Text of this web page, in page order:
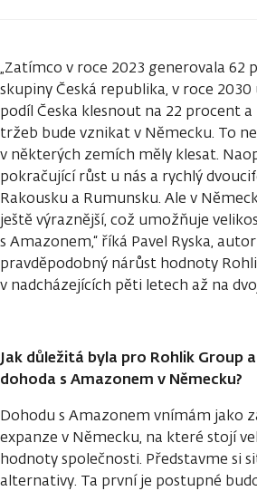
„Zatímco v roce 2023 generovala 62
skupiny Česká republika, v roce
podíl Česka klesnout na 22 procent
tržeb bude vznikat v Německu. To
v některých zemích měly klesat.
pokračující růst u nás a rychlý
Rakousku a Rumunsku. Ale v
ještě výraznější, což umožňuje
s Amazonem,“ říká Pavel Ryska,
pravděpodobný nárůst hodnoty
v nadcházejících pěti letech až na
Jak důležitá byla pro Rohlik Group
dohoda s Amazonem v Německu?
Dohodu s Amazonem vnímám jako
expanze v Německu, na které stojí
hodnoty společnosti. Představme si
alternativy. Ta první je postupné